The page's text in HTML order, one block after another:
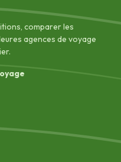
comparer les
agences de voyage